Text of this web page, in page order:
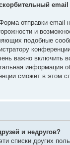
email
отправки email
и
подобные
важно включить
информация
сможет в этом
и недругов?
списки других